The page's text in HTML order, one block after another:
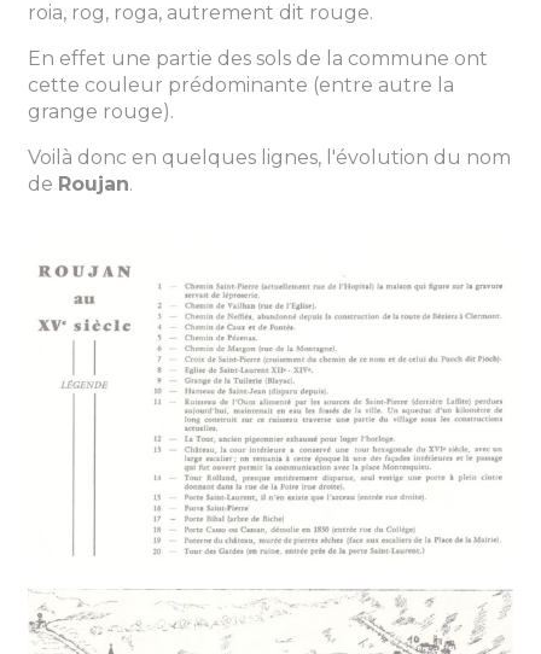
roia, rog, roga, autrement dit rouge.
En effet une partie des sols de la commune ont
cette couleur prédominante (entre autre la
grange rouge).
Voilà donc en quelques lignes, l'évolution du nom
de Roujan.